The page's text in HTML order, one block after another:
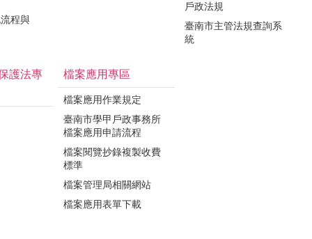
程與
戶政法規
臺南市主管法規查詢系
統
護法專 檔案應用專區
檔案應用作業規定
臺南市學甲戶政事務所
檔案應用申請流程
檔案閱覽抄錄複製收費
標準
檔案管理局相關網站
檔案應用表單下載